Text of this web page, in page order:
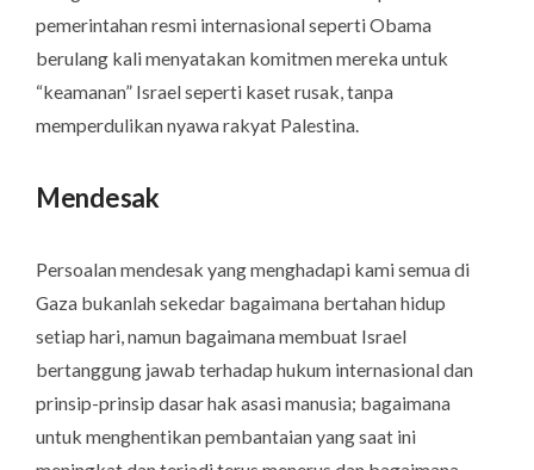
pemerintahan resmi internasional seperti Obama
berulang kali menyatakan komitmen mereka untuk
“keamanan” Israel seperti kaset rusak, tanpa
memperdulikan nyawa rakyat Palestina.
Mendesak
Persoalan mendesak yang menghadapi kami semua di
Gaza bukanlah sekedar bagaimana bertahan hidup
setiap hari, namun bagaimana membuat Israel
bertanggung jawab terhadap hukum internasional dan
prinsip-prinsip dasar hak asasi manusia; bagaimana
untuk menghentikan pembantaian yang saat ini